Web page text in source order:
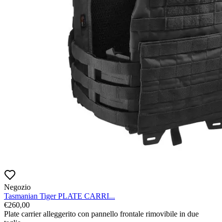
Negozio
Tasmanian Tiger PLATE CARRI...
€260,00
Plate carrier alleggerito con pannello frontale rimovibile in due